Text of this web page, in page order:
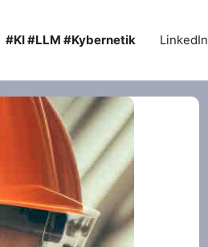
#KI #LLM #Kybernetik LinkedIn